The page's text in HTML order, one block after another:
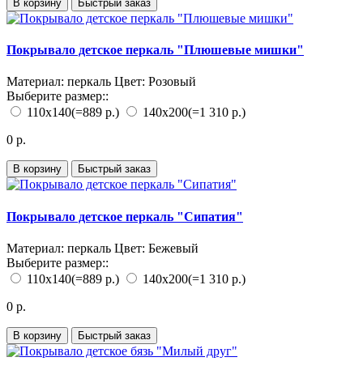
В корзину Быстрый заказ
Покрывало детское перкаль "Плюшевые мишки"
Материал: перкаль Цвет: Розовый
Выберите размер::
110х140(=889 р.) 140х200(=1 310 р.)
0 р.
В корзину Быстрый заказ
Покрывало детское перкаль "Сипатия"
Материал: перкаль Цвет: Бежевый
Выберите размер::
110х140(=889 р.) 140х200(=1 310 р.)
0 р.
В корзину Быстрый заказ